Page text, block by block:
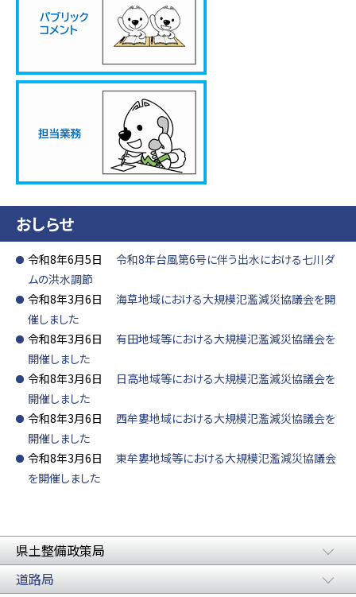
おしらせ
令和8年6月5日 令和8年台風第6号に伴う出水における七川ダ
ムの洪水調節
令和8年3月6日 海草地域における大規模氾濫減災協議会を開
催しました
令和8年3月6日 有田地域等における大規模氾濫減災協議会を
開催しました
令和8年3月6日 日高地域等における大規模氾濫減災協議会を
開催しました
令和8年3月6日 西牟婁地域における大規模氾濫減災協議会を
開催しました
令和8年3月6日 東牟婁地域等における大規模氾濫減災協議会
を開催しました
県土整備政策局
道路局